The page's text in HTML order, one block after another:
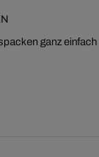
ganz einfach